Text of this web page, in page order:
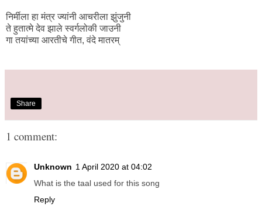
निर्मीला हा मंत्र ज्यांनी आचरीला झुंजुनी
ते हुतात्मे देव झाले स्वर्गलोकी जाउनी
गा तयांच्या आरतीचे गीत, वंदे मातरम्‌
Share
1 comment:
Unknown 1 April 2020 at 04:02
What is the taal used for this song
Reply